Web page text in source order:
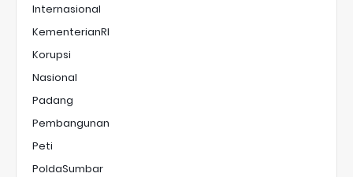
Internasional
KementerianRI
Korupsi
Nasional
Padang
Pembangunan
Peti
PoldaSumbar